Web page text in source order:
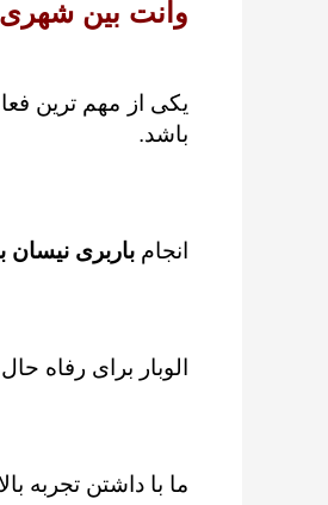
وانت بین شهری
یکی از مهم ترین
باشد.
انجام باربری
الوبار برای رفاه
ما با داشتن تجربه